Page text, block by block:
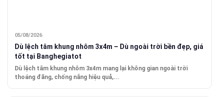
05/08/2026
Dù lệch tâm khung nhôm 3x4m – Dù ngoài trời bền đẹp, giá
tốt tại Banghegiatot
Dù lệch tâm khung nhôm 3x4m mang lại không gian ngoài trời
thoáng đãng, chống nắng hiệu quả,...